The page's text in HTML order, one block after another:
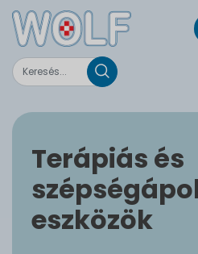
Terápiás és
eszközök